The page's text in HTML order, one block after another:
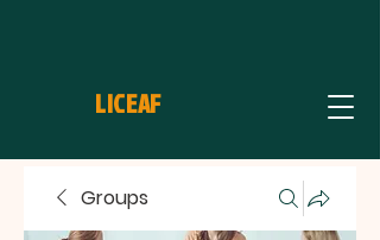
LICEAF
Groups